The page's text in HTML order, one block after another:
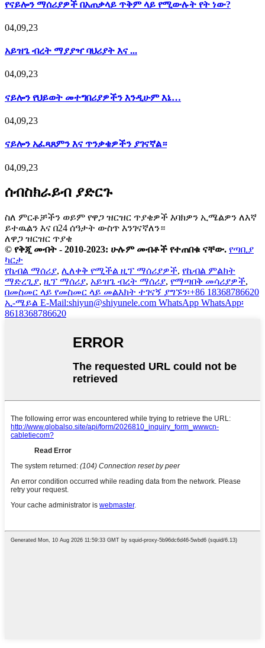
የናይሎን ማሰሪያዎች በአጠቃላይ ጥቅም ላይ የሚውሉት የት ነው?
04,09,23
አይዝጌ ብረት ማያያዣ ባህሪያት እና ...
04,09,23
ናይሎን የህይወት መተግበሪያዎችን እንዲሁም እኔ…
04,09,23
ናይሎን አፈጻጸምን እና ጥንቃቄዎችን ያገናኛል።
04,09,23
ሰብስክራይብ ያድርጉ
ስለ ምርቶቻችን ወይም የዋጋ ዝርዝር ጥያቄዎች እባክዎን ኢሜልዎን ለእኛ
ይተዉልን እና በ24 ሰዓታት ውስጥ እንገናኛለን።
ለዋጋ ዝርዝር ጥያቄ
© የቅጂ መብት - 2010-2023: ሁሉም መብቶች የተጠበቁ ናቸው. የጣቢያ
ካርታ
የኬብል ማሰሪያ, ሊለቀቅ የሚችል ዚፕ ማሰሪያዎች, የኬብል ምልክት
ማድረጊያ, ዚፕ ማሰሪያ, አይዝጌ ብረት ማሰሪያ, የማጣበቅ መሳሪያዎች,
በመስመር ላይ የመስመር ላይ መልእክት ተገናኝ ያግኙን፡+86 18368786620
ኢ-ሜይል E-Mail:shiyun@shiyunele.com WhatsApp WhatsApp፡
8618368786620